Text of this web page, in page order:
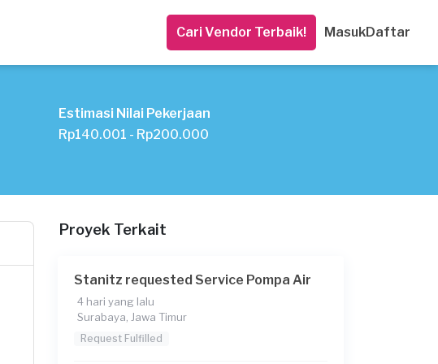
Cari Vendor Terbaik! MasukDaftar
Estimasi Nilai Pekerjaan
Rp140.001 - Rp200.000
Proyek Terkait
Stanitz requested Service Pompa Air
4 hari yang lalu
Surabaya, Jawa Timur
Request Fulfilled